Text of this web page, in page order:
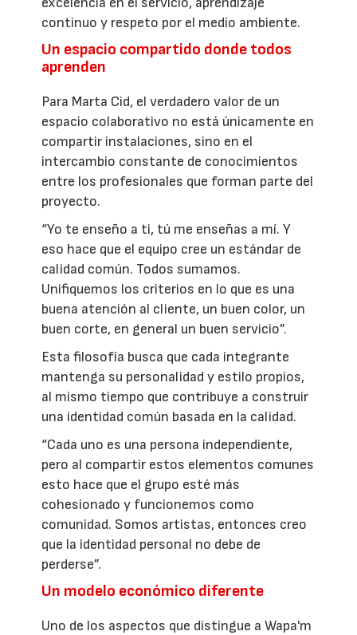
continuo y respeto por el medio ambiente.
Un espacio compartido donde todos
aprenden
Para Marta Cid, el verdadero valor de un
espacio colaborativo no está únicamente en
compartir instalaciones, sino en el
intercambio constante de conocimientos
entre los profesionales que forman parte del
proyecto.
“Yo te enseño a ti, tú me enseñas a mí. Y
eso hace que el equipo cree un estándar de
calidad común. Todos sumamos.
Unifiquemos los criterios en lo que es una
buena atención al cliente, un buen color, un
buen corte, en general un buen servicio”.
Esta filosofía busca que cada integrante
mantenga su personalidad y estilo propios,
al mismo tiempo que contribuye a construir
una identidad común basada en la calidad.
“Cada uno es una persona independiente,
pero al compartir estos elementos comunes
esto hace que el grupo esté más
cohesionado y funcionemos como
comunidad. Somos artistas, entonces creo
que la identidad personal no debe de
perderse”.
Un modelo económico diferente
Uno de los aspectos que distingue a Wapa'm